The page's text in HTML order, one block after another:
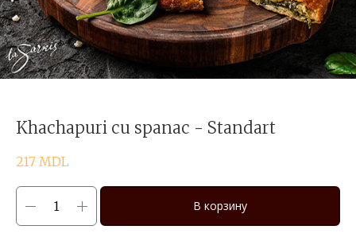
Khachapuri cu spanac - Standart
217 MDL
В корзину